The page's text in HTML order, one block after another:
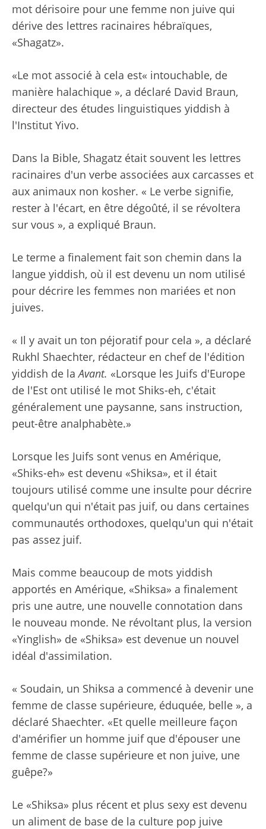
mot dérisoire pour une femme non juive qui
dérive des lettres racinaires hébraïques,
«Shagatz».
«Le mot associé à cela est« intouchable, de
manière halachique », a déclaré David Braun,
directeur des études linguistiques yiddish à
l'Institut Yivo.
Dans la Bible, Shagatz était souvent les lettres
racinaires d'un verbe associées aux carcasses et
aux animaux non kosher. « Le verbe signifie,
rester à l'écart, en être dégoûté, il se révoltera
sur vous », a expliqué Braun.
Le terme a finalement fait son chemin dans la
langue yiddish, où il est devenu un nom utilisé
pour décrire les femmes non mariées et non
juives.
« Il y avait un ton péjoratif pour cela », a déclaré
Rukhl Shaechter, rédacteur en chef de l'édition
yiddish de laAvant. «Lorsque les Juifs d'Europe
de l'Est ont utilisé le mot Shiks-eh, c'était
généralement une paysanne, sans instruction,
peut-être analphabète.»
Lorsque les Juifs sont venus en Amérique,
«Shiks-eh» est devenu «Shiksa», et il était
toujours utilisé comme une insulte pour décrire
quelqu'un qui n'était pas juif, ou dans certaines
communautés orthodoxes, quelqu'un qui n'était
pas assez juif.
Mais comme beaucoup de mots yiddish
apportés en Amérique, «Shiksa» a finalement
pris une autre, une nouvelle connotation dans
le nouveau monde. Ne révoltant plus, la version
«Yinglish» de «Shiksa» est devenue un nouvel
idéal d'assimilation.
« Soudain, un Shiksa a commencé à devenir une
femme de classe supérieure, éduquée, belle », a
déclaré Shaechter. «Et quelle meilleure façon
d'amérifier un homme juif que d'épouser une
femme de classe supérieure et non juive, une
guêpe?»
Le «Shiksa» plus récent et plus sexy est devenu
un aliment de base de la culture pop juive